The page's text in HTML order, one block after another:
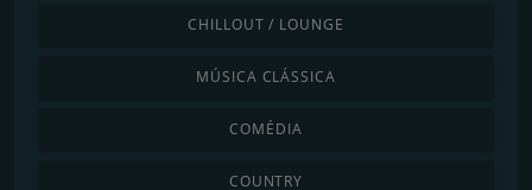
CHILLOUT / LOUNGE
MÚSICA CLÁSSICA
COMÉDIA
COUNTRY